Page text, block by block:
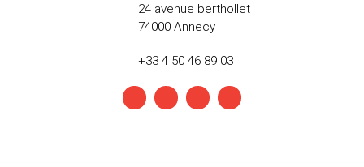
24 avenue berthollet
74000 Annecy
+33 4 50 46 89 03